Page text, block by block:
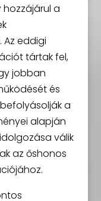
a
Az eddigi
tártak fel,
jobban
és
a
alapján
válik
az őshonos